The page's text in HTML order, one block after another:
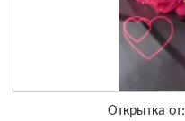
Открытка от: